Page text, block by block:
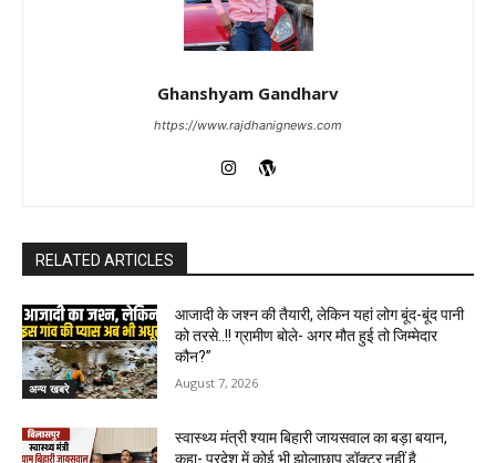
Ghanshyam Gandharv
https://www.rajdhanignews.com
RELATED ARTICLES
अन्य खबरे
आजादी के जश्न की तैयारी, लेकिन यहां लोग बूंद-बूंद पानी
को तरसे..!! ग्रामीण बोले- अगर मौत हुई तो जिम्मेदार
कौन?”
August 7, 2026
स्वास्थ्य मंत्री श्याम बिहारी जायसवाल का बड़ा बयान,
कहा- प्रदेश में कोई भी झोलाछाप डॉक्टर नहीं है…